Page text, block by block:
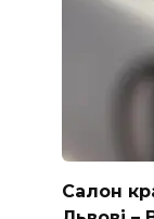
Салон